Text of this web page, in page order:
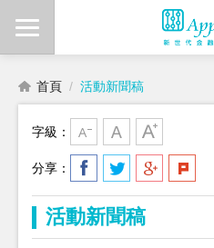
首頁 活動新聞稿
字級：
分享：
活動新聞稿